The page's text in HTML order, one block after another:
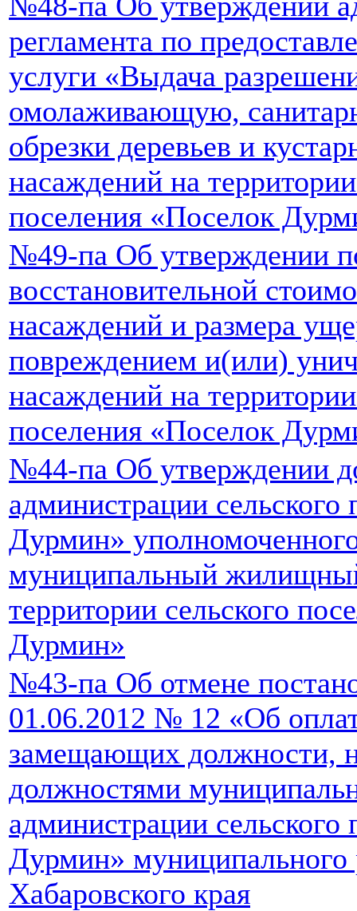
регламента по
услуги «Выдача
омолаживающую,
обрезки деревьев и
насаждений на
поселения «Поселок
№49-па Об утверждении
восстановительной
насаждений и размера
повреждением и(или)
насаждений на
поселения «Поселок
№44-па Об утверждении
администрации
Дурмин»
муниципальный
территории сельского
Дурмин»
№43-па Об отмене
01.06.2012 № 12 «Об
замещающих должности,
должностями
администрации
Дурмин»
Хабаровского края